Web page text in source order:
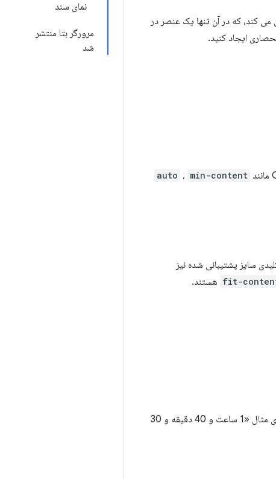
نمای سند
مرورگر بتا منتشر
شد
می کند، که در آن تنها یک عنصر در
ایجاد کنید.
auto ، min-content
سایز پشتیبانی شده نیز
fit- هستند.
است که روشی برای قالب‌بندی مدت‌ها ارائه می‌کند، برای مثال «1 ساعت و 40 دقیقه و 30